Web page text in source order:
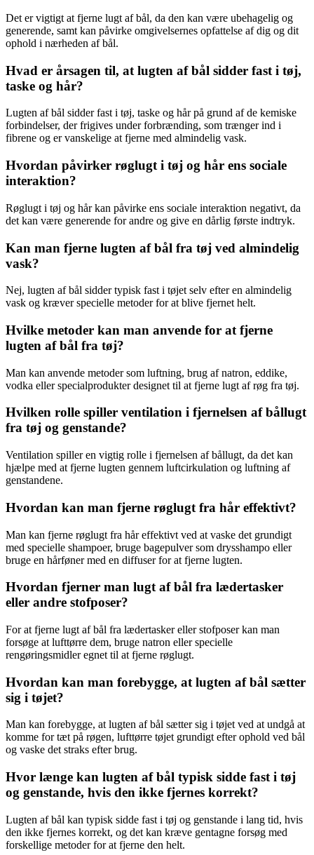
Det er vigtigt at fjerne lugt af bål, da den kan være ubehagelig og
generende, samt kan påvirke omgivelsernes opfattelse af dig og dit
ophold i nærheden af bål.
Hvad er årsagen til, at lugten af bål sidder fast i tøj,
taske og hår?
Lugten af bål sidder fast i tøj, taske og hår på grund af de kemiske
forbindelser, der frigives under forbrænding, som trænger ind i
fibrene og er vanskelige at fjerne med almindelig vask.
Hvordan påvirker røglugt i tøj og hår ens sociale
interaktion?
Røglugt i tøj og hår kan påvirke ens sociale interaktion negativt, da
det kan være generende for andre og give en dårlig første indtryk.
Kan man fjerne lugten af bål fra tøj ved almindelig
vask?
Nej, lugten af bål sidder typisk fast i tøjet selv efter en almindelig
vask og kræver specielle metoder for at blive fjernet helt.
Hvilke metoder kan man anvende for at fjerne
lugten af bål fra tøj?
Man kan anvende metoder som luftning, brug af natron, eddike,
vodka eller specialprodukter designet til at fjerne lugt af røg fra tøj.
Hvilken rolle spiller ventilation i fjernelsen af bållugt
fra tøj og genstande?
Ventilation spiller en vigtig rolle i fjernelsen af bållugt, da det kan
hjælpe med at fjerne lugten gennem luftcirkulation og luftning af
genstandene.
Hvordan kan man fjerne røglugt fra hår effektivt?
Man kan fjerne røglugt fra hår effektivt ved at vaske det grundigt
med specielle shampoer, bruge bagepulver som drysshampo eller
bruge en hårføner med en diffuser for at fjerne lugten.
Hvordan fjerner man lugt af bål fra lædertasker
eller andre stofposer?
For at fjerne lugt af bål fra lædertasker eller stofposer kan man
forsøge at lufttørre dem, bruge natron eller specielle
rengøringsmidler egnet til at fjerne røglugt.
Hvordan kan man forebygge, at lugten af bål sætter
sig i tøjet?
Man kan forebygge, at lugten af bål sætter sig i tøjet ved at undgå at
komme for tæt på røgen, lufttørre tøjet grundigt efter ophold ved bål
og vaske det straks efter brug.
Hvor længe kan lugten af bål typisk sidde fast i tøj
og genstande, hvis den ikke fjernes korrekt?
Lugten af bål kan typisk sidde fast i tøj og genstande i lang tid, hvis
den ikke fjernes korrekt, og det kan kræve gentagne forsøg med
forskellige metoder for at fjerne den helt.